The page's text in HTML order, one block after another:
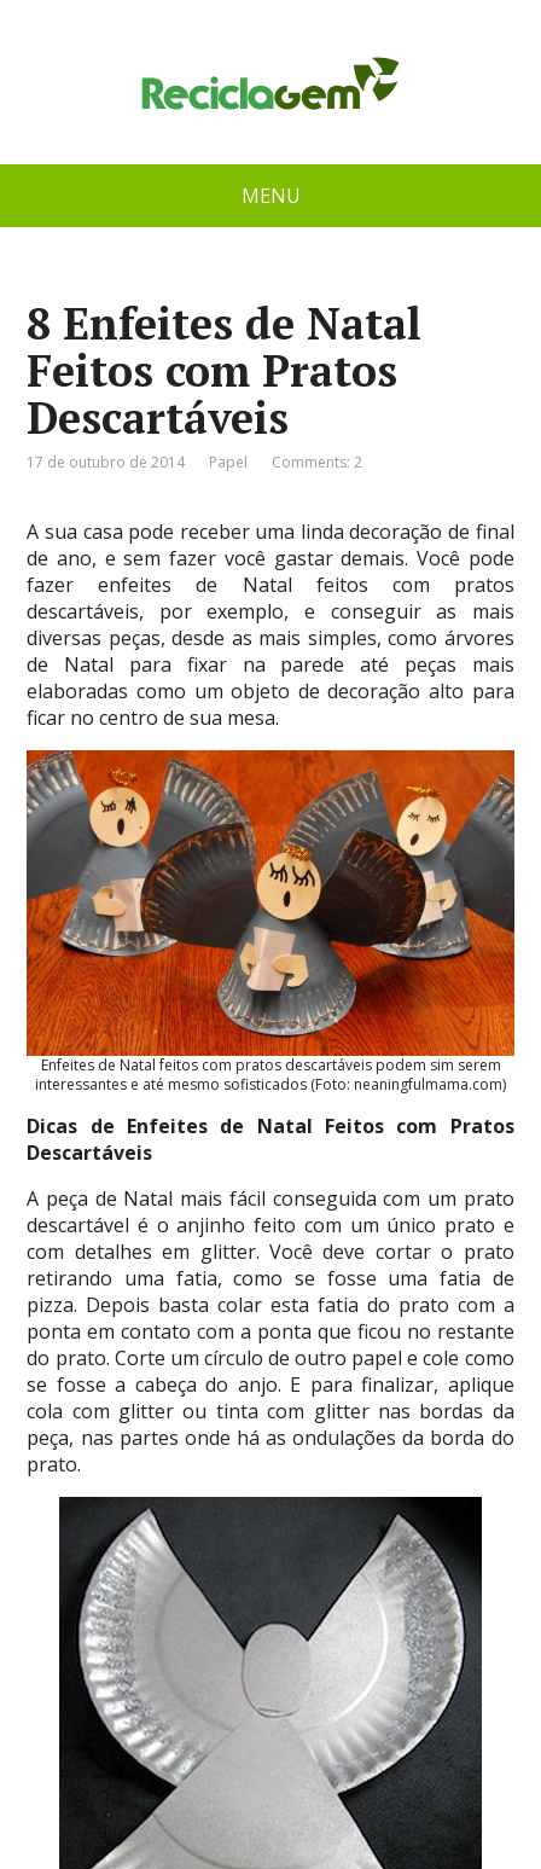
MENU
8 Enfeites de Natal
Feitos com Pratos
Descartáveis
17 de outubro de 2014 Papel Comments: 2
A sua casa pode receber uma linda decoração de final
de ano, e sem fazer você gastar demais. Você pode
fazer enfeites de Natal feitos com pratos
descartáveis, por exemplo, e conseguir as mais
diversas peças, desde as mais simples, como árvores
de Natal para fixar na parede até peças mais
elaboradas como um objeto de decoração alto para
ficar no centro de sua mesa.
Enfeites de Natal feitos com pratos descartáveis podem sim serem
interessantes e até mesmo sofisticados (Foto: neaningfulmama.com)
Dicas de Enfeites de Natal Feitos com Pratos
Descartáveis
A peça de Natal mais fácil conseguida com um prato
descartável é o anjinho feito com um único prato e
com detalhes em glitter. Você deve cortar o prato
retirando uma fatia, como se fosse uma fatia de
pizza. Depois basta colar esta fatia do prato com a
ponta em contato com a ponta que ficou no restante
do prato. Corte um círculo de outro papel e cole como
se fosse a cabeça do anjo. E para finalizar, aplique
cola com glitter ou tinta com glitter nas bordas da
peça, nas partes onde há as ondulações da borda do
prato.